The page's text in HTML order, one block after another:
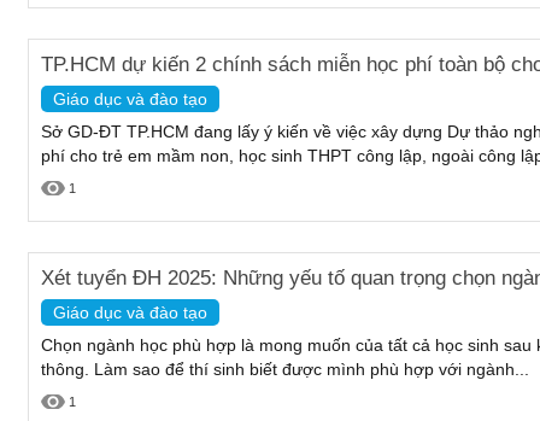
TP.HCM dự kiến 2 chính sách miễn học phí toàn bộ
Giáo dục và đào tạo
Sở GD-ĐT TP.HCM đang lấy ý kiến về việc xây dựng Dự thảo
phí cho trẻ em mầm non, học sinh THPT công lập, ngoài công
1
Xét tuyển ĐH 2025: Những yếu tố quan trọng chọn
Giáo dục và đào tạo
Chọn ngành học phù hợp là mong muốn của tất cả học sinh
thông. Làm sao để thí sinh biết được mình phù hợp với ngành...
1